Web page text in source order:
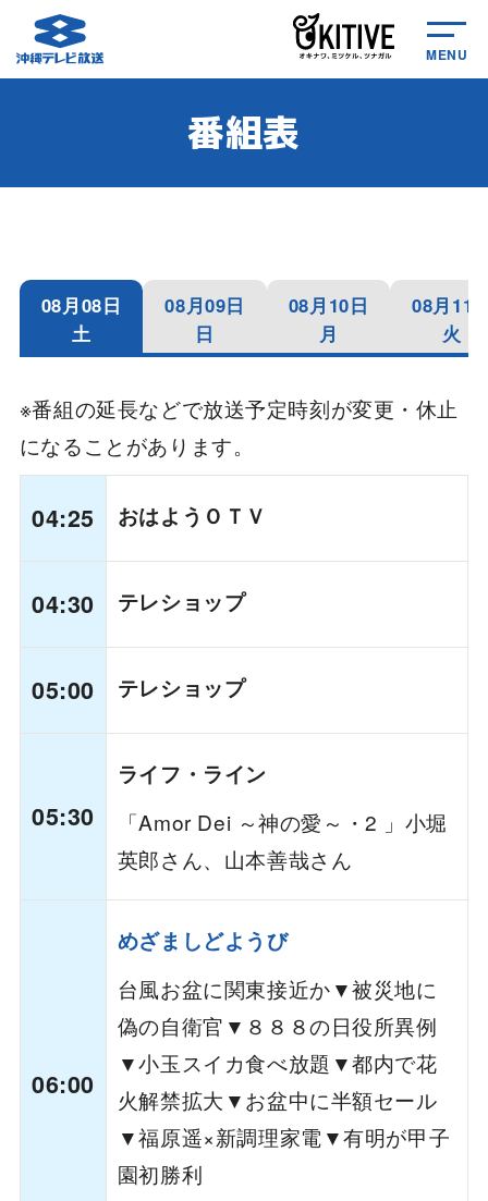
MENU
番組表
08月08日
土
08月09日
日
08月10日
月
08月11
火
※番組の延長などで放送予定時刻が変更・休止
になることがあります。
04:25 おはようＯＴＶ
04:30 テレショップ
05:00 テレショップ
05:30
ライフ・ライン
「Amor Dei ～神の愛～・2 」小堀
英郎さん、山本善哉さん
06:00
めざましどようび
台風お盆に関東接近か▼被災地に
偽の自衛官▼８８８の日役所異例
▼小玉スイカ食べ放題▼都内で花
火解禁拡大▼お盆中に半額セール
▼福原遥×新調理家電▼有明が甲子
園初勝利